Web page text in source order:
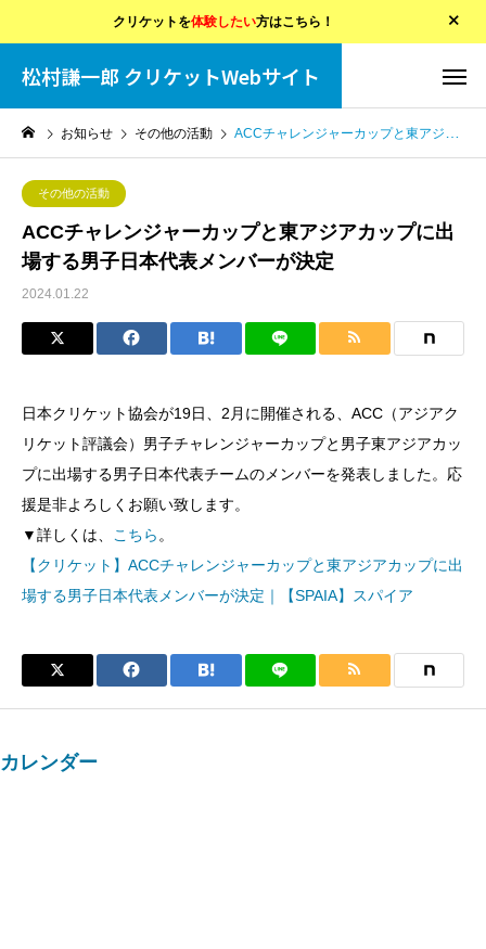
クリケットを体験したい方はこちら！
松村謙一郎 クリケットWebサイト
お知らせ その他の活動 ACCチャレンジャーカップと東アジアカップに出場する男子日本代表メンバーが決定
その他の活動
ACCチャレンジャーカップと東アジアカップに出
場する男子日本代表メンバーが決定
2024.01.22
日本クリケット協会が19日、2月に開催される、ACC（アジアク
リケット評議会）男子チャレンジャーカップと男子東アジアカッ
プに出場する男子日本代表チームのメンバーを発表しました。応
援是非よろしくお願い致します。
▼詳しくは、
こちら 。
【クリケット】ACCチャレンジャーカップと東アジアカップに出
場する男子日本代表メンバーが決定｜【SPAIA】スパイア
カレンダー